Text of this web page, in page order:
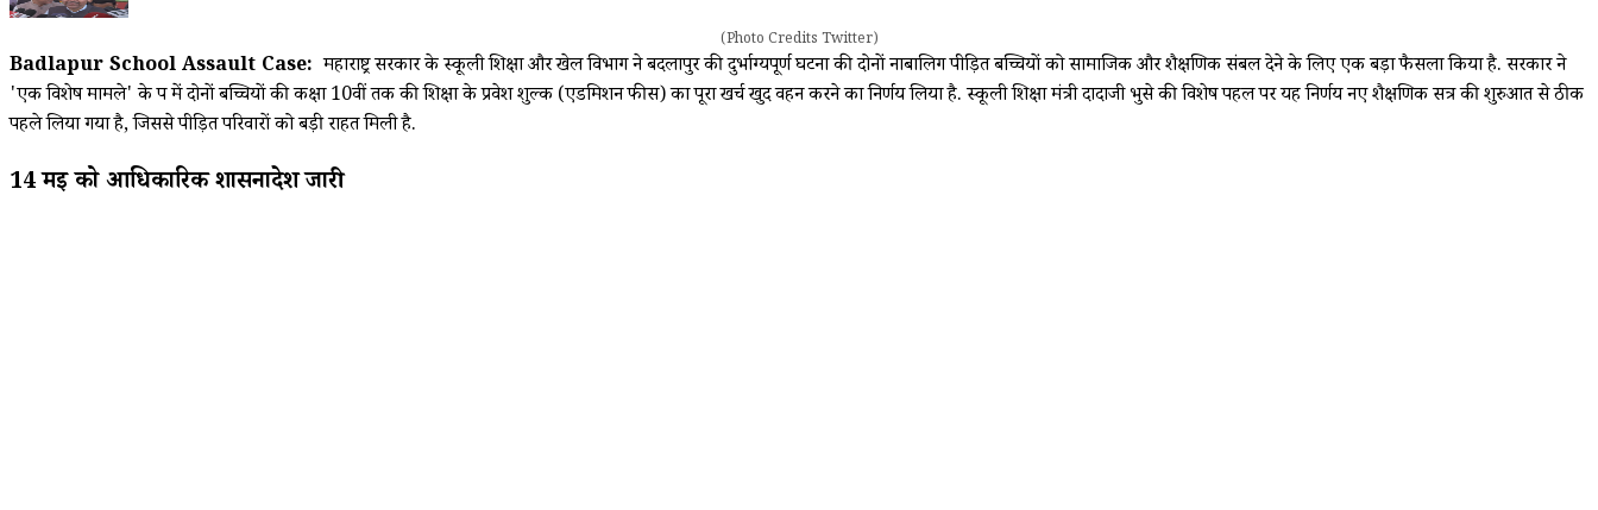
(Photo Credits Twitter)
Badlapur School Assault Case: महाराष्ट्र सरकार के स्कूली शिक्षा और खेल विभाग ने बदलापुर की दुर्भाग्यपूर्ण घटना की दोनों नाबालिग पीड़ित बच्चियों को सामाजिक और शैक्षणिक संबल देने के लिए एक बड़ा फैसला किया है. सरकार ने
'एक विशेष मामले' के रूप में दोनों बच्चियों की कक्षा 10वीं तक की शिक्षा के प्रवेश शुल्क (एडमिशन फीस) का पूरा खर्च खुद वहन करने का निर्णय लिया है. स्कूली शिक्षा मंत्री दादाजी भुसे की विशेष पहल पर यह निर्णय नए शैक्षणिक सत्र की शुरुआत से ठीक
पहले लिया गया है, जिससे पीड़ित परिवारों को बड़ी राहत मिली है.
14 मई को आधिकारिक शासनादेश जारी